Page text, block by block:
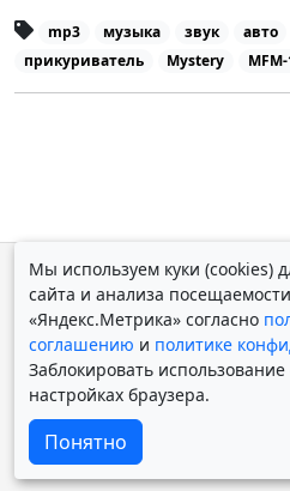
mp3 музыка звук авто
прикуриватель
Mystery
Мы используем куки (cookies)
сайта и анализа
«Яндекс.Метрика» согласно
соглашению и политике
Заблокировать
настройках браузера.
Понятно
© Дмитрий Косолапов 2007
Powered byYii Framework